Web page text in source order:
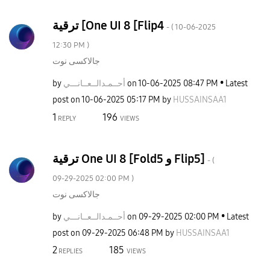
ترقية [One UI 8 [Flip4 - (‎10-06-2025
12:30 PM )
جالاكسى نوت
by أحــمـدالــعــانـــي on‎10-06-2025 08:47 PM
Latest
post on‎10-06-2025 05:17 PM by HUSSAINSAA1
1 REPLY 196 VIEWS
ترقية One UI 8 [Fold5 و Flip5] - (
‎09-29-2025 02:00 PM )
جالاكسى نوت
by أحــمـدالــعــانـــي on ‎09-29-2025 02:00 PM
Latest
post on ‎09-29-2025 06:48 PM by HUSSAINSAA1
2REPLIES 185 VIEWS